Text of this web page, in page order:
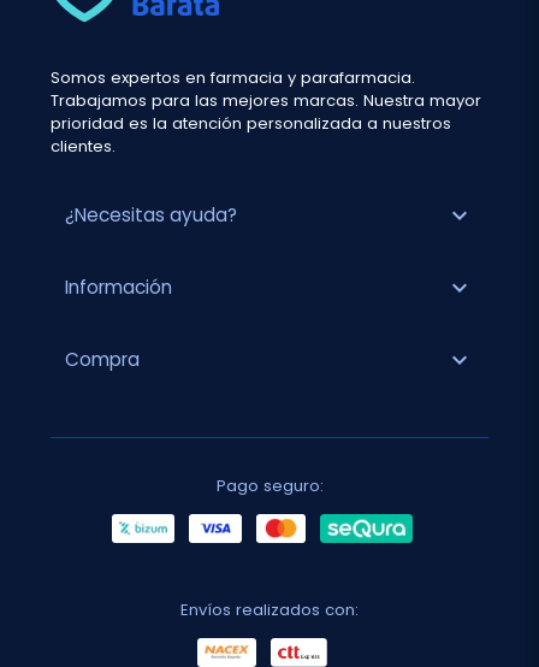
Somos expertos en farmacia y parafarmacia.
Trabajamos para las mejores marcas. Nuestra mayor
prioridad es la atención personalizada a nuestros
clientes.
¿Necesitas ayuda? expand_more
Información expand_more
Compra expand_more
Pago seguro:
Envíos realizados con: